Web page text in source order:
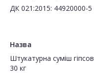
ДК 021:2015: 44920000-5
Назва
Штукатурна суміш
30 кг